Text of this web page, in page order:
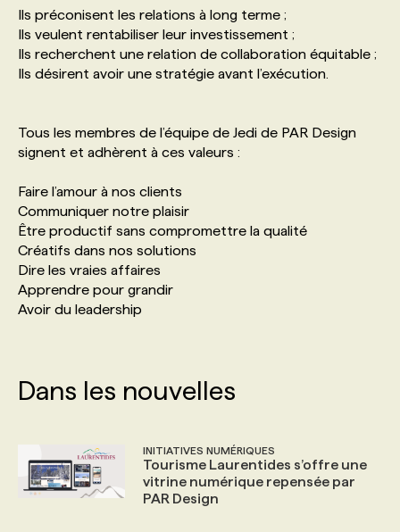
Ils préconisent les relations à long terme ;
Ils veulent rentabiliser leur investissement ;
Ils recherchent une relation de collaboration équitable ;
Ils désirent avoir une stratégie avant l’exécution.
Tous les membres de l’équipe de Jedi de PAR Design
signent et adhèrent à ces valeurs :
Faire l’amour à nos clients
Communiquer notre plaisir
Être productif sans compromettre la qualité
Créatifs dans nos solutions
Dire les vraies affaires
Apprendre pour grandir
Avoir du leadership
Dans les nouvelles
INITIATIVES NUMÉRIQUES
Tourisme Laurentides s’offre une
vitrine numérique repensée par
PAR Design